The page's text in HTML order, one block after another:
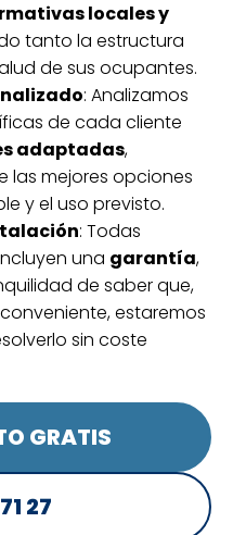
locales y
tanto la estructura
de sus ocupantes.
: Analizamos
de cada cliente
adaptadas,
las mejores opciones
y el uso previsto.
: Todas
una garantía,
de saber que,
estaremos
sin coste
GRATIS
27